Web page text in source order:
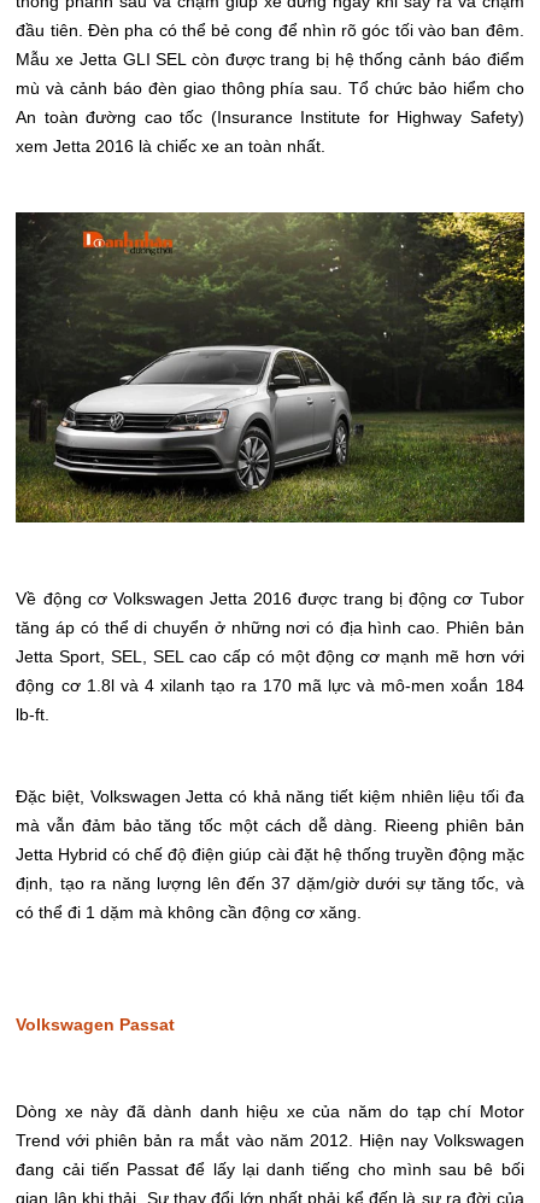
đầu tiên. Đèn pha có thể bẻ cong để nhìn rõ góc tối vào ban đêm.
Mẫu xe Jetta GLI SEL còn được trang bị hệ thống cảnh báo điểm
mù và cảnh báo đèn giao thông phía sau. Tổ chức bảo hiểm cho
An toàn đường cao tốc (Insurance Institute for Highway Safety)
xem Jetta 2016 là chiếc xe an toàn nhất.
Về động cơ Volkswagen Jetta 2016 được trang bị động cơ Tubor
tăng áp có thể di chuyển ở những nơi có địa hình cao. Phiên bản
Jetta Sport, SEL, SEL cao cấp có một động cơ mạnh mẽ hơn với
động cơ 1.8l và 4 xilanh tạo ra 170 mã lực và mô-men xoắn 184
lb-ft.
Đặc biệt, Volkswagen Jetta có khả năng tiết kiệm nhiên liệu tối đa
mà vẫn đảm bảo tăng tốc một cách dễ dàng. Rieeng phiên bản
Jetta Hybrid có chế độ điện giúp cài đặt hệ thống truyền động mặc
định, tạo ra năng lượng lên đến 37 dặm/giờ dưới sự tăng tốc, và
có thể đi 1 dặm mà không cần động cơ xăng.
Volkswagen Passat
Dòng xe này đã dành danh hiệu xe của năm do tạp chí Motor
Trend với phiên bản ra mắt vào năm 2012. Hiện nay Volkswagen
đang cải tiến Passat để lấy lại danh tiếng cho mình sau bê bối
gian lận khi thải. Sự thay đổi lớn nhất phải kể đến là sự ra đời của